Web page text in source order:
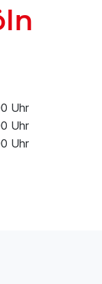
Uhr
Uhr
Uhr